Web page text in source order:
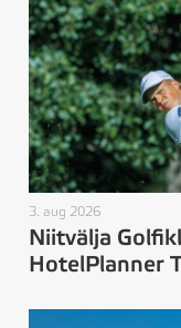
3. aug 2026
Niitvälja
HotelPlanner